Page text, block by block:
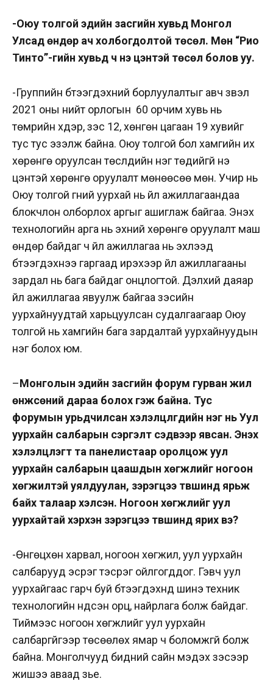
-Оюу толгой эдийн засгийн хувьд Монгол
Улсад өндөр ач холбогдолтой төсөл. Мөн “Рио
Тинто”-гийн хувьд ч үнэ цэнтэй төсөл болов уу.
-Группийн бүтээгдэхүүний борлуулалтыг авч үзвэл
2021 оны нийт орлогын 60 орчим хувь нь
төмрийн хүдэр, зэс 12, хөнгөн цагаан 19 хувийг
тус тус эзэлж байна. Оюу толгой бол хамгийн их
хөрөнгө оруулсан төслүүдийн нэг төдийгүй үнэ
цэнтэй хөрөнгө оруулалт мөнөөсөө мөн. Учир нь
Оюу толгой гүний уурхай нь үйл ажиллагаандаа
блокчлон олборлох аргыг ашиглаж байгаа. Энэхүү
технологийн арга нь эхний хөрөнгө оруулалт маш
өндөр байдаг ч үйл ажиллагаа нь эхлээд
бүтээгдэхүүнээ гаргаад ирэхээр үйл ажиллагааны
зардал нь бага байдаг онцлогтой. Дэлхий даяар
үйл ажиллагаа явуулж байгаа зэсийн
уурхайнуудтай харьцуулсан судалгаагаар Оюу
толгой нь хамгийн бага зардалтай уурхайнуудын
нэг болох юм.
–Монголын эдийн засгийн форум гурван жил
өнжсөний дараа болох гэж байна. Тус
форумын урьдчилсан хэлэлцүүлгүүдийн нэг нь Уул
уурхайн салбарын сэргэлт сэдвээр явсан. Энэхүү
хэлэлцүүлэгт та панелистаар оролцож уул
уурхайн салбарын цаашдын хөгжлийг ногоон
хөгжилтэй уялдуулан, зэрэгцээ түвшинд ярьж
байх талаар хэлсэн. Ногоон хөгжлийг уул
уурхайтай хэрхэн зэрэгцээ түвшинд ярих вэ?
-Өнгөцхөн харвал, ногоон хөгжил, уул уурхайн
салбарууд эсрэг тэсрэг ойлгогддог. Гэвч уул
уурхайгаас гарч буй бүтээгдэхүүнүүд шинэ техник
технологийн үндсэн орц, найрлага болж байдаг.
Тиймээс ногоон хөгжлийг уул уурхайн
салбаргүйгээр төсөөлөх ямар ч боломжгүй болж
байна. Монголчууд бидний сайн мэдэх зэсээр
жишээ аваад үзье.